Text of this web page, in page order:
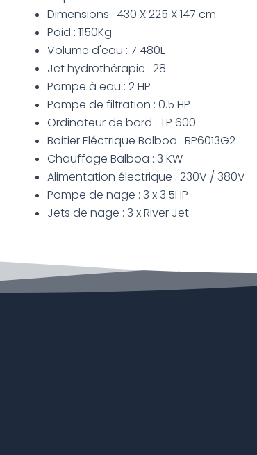
Dimensions : 430 X 225 X 147 cm
Poid : 1150Kg
Volume d'eau : 7 480L
Jet hydrothérapie : 28
Pompe à eau : 2 HP
Pompe de filtration : 0.5 HP
Ordinateur de bord : TP 600
Boitier Eléctrique Balboa : BP6013G2
Chauffage Balboa : 3 KW
Alimentation électrique : 230V / 380V
Pompe de nage : 3 x 3.5HP
Jets de nage : 3 x River Jet